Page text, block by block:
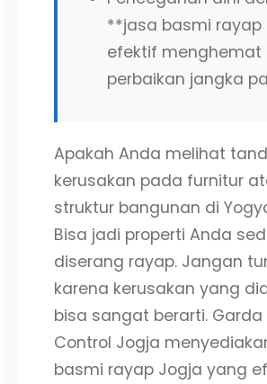
**jasa basmi rayap
efektif menghemat
perbaikan jangka
Apakah Anda melihat
kerusakan pada furnitur
struktur bangunan di
Bisa jadi properti Anda
diserang rayap. Jangan
karena kerusakan yang
bisa sangat berarti. Garda
Control Jogja
basmi rayap Jogja yang